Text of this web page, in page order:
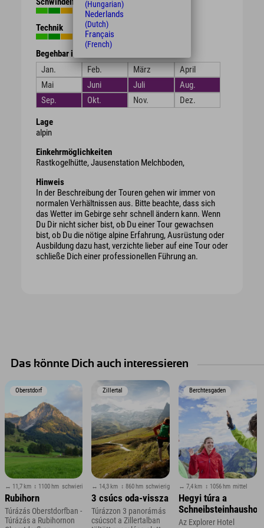
Technik
Begehbar in den Monaten
Jan.
Feb. März
April
Mai
Juni Juli
Aug.
Sep.
Okt. Nov. Dez.
Lage
alpin
Einkehrmöglichkeiten
Rastkogelhütte, Jausenstation Melchboden,
Hinweis
In der Beschreibung der Touren gehen wir immer von
normalen Verhältnissen aus. Bitte beachte, dass sich
das Wetter im Gebirge sehr schnell ändern kann. Wenn
Du Dir nicht sicher bist, ob Du einer Tour gewachsen
bist, ob Du die nötige alpine Erfahrung, Ausrüstung oder
Ausbildung dazu hast, verzichte lieber auf eine Tour oder
schließe Dich einer professionellen Führung an.
Das könnte Dich auch interessieren
Oberstdorf
↔ 11,7 km ↕ 1100 hm schwierig
Rubihorn
Túrázás Oberstdorfban -
Túrázás a Rubihornon
Zillertal
↔ 14,3 km ↕ 860 hm schwierig
3 csúcs oda-vissza
Túrázzon 3 panorámás
csúcsot a Zillertalban
Berchtesgaden
↔ 7,4 km ↕ 1056 hm mittel
Hegyi túra a
Schneibsteinhaushoz
Az Explorer Hotel
(Hungarian)
Nederlands
(Dutch)
Français
(French)